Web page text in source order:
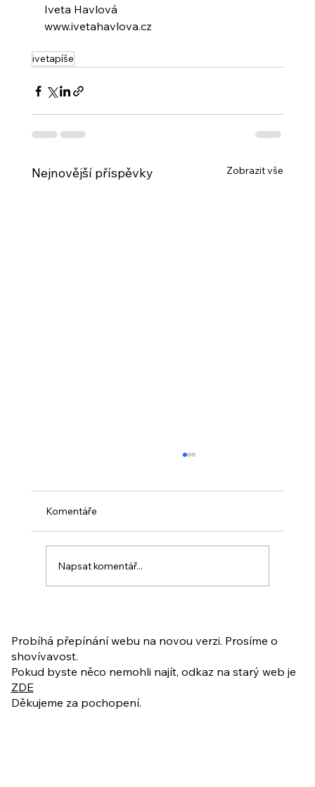
Iveta Havlová
www.ivetahavlova.cz
ivetapíše
Nejnovější příspěvky Zobrazit vše
ukázkové lekce
Komentáře
Napsat komentář...
Probíhá přepínání webu na novou verzi. Prosíme o
shovívavost.
Pokud byste něco nemohli najít, odkaz na starý web je
ZDE
Děkujeme za pochopení.